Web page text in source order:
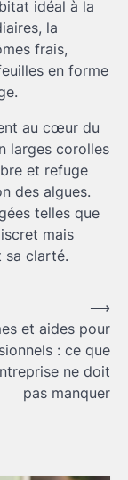
idéal à la
la
frais,
en forme
au cœur du
larges corolles
et refuge
des algues.
telles que
mais
sa clarté.
et aides pour
: ce que
ne doit
pas manquer
⟶